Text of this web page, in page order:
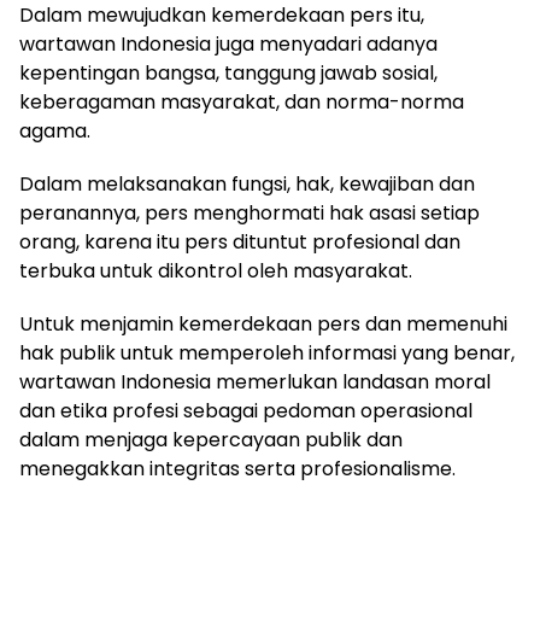
Dalam mewujudkan kemerdekaan pers itu,
wartawan Indonesia juga menyadari adanya
kepentingan bangsa, tanggung jawab sosial,
keberagaman masyarakat, dan norma-norma
agama.
Dalam melaksanakan fungsi, hak, kewajiban dan
peranannya, pers menghormati hak asasi setiap
orang, karena itu pers dituntut profesional dan
terbuka untuk dikontrol oleh masyarakat.
Untuk menjamin kemerdekaan pers dan memenuhi
hak publik untuk memperoleh informasi yang benar,
wartawan Indonesia memerlukan landasan moral
dan etika profesi sebagai pedoman operasional
dalam menjaga kepercayaan publik dan
menegakkan integritas serta profesionalisme.